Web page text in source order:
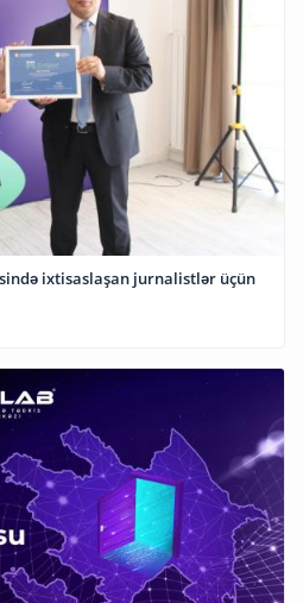
ixtisaslaşan jurnalistlər üçün